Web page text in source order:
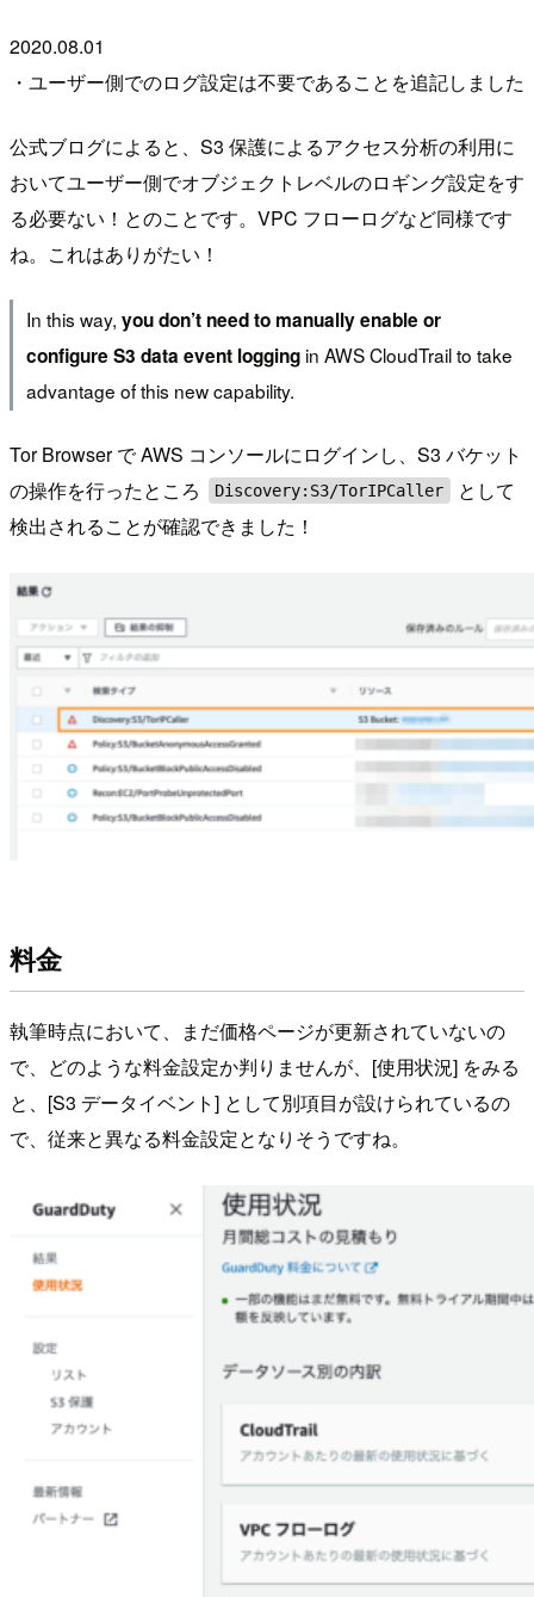
2020.08.01
・ユーザー側でのログ設定は不要であることを追記しました
公式ブログによると、S3 保護によるアクセス分析の利用に
おいてユーザー側でオブジェクトレベルのロギング設定をす
る必要ない！とのことです。VPC フローログなど同様です
ね。これはありがたい！
In this way, you don’t need to manually enable or
configure S3 data event loggingin AWS CloudTrail to take
advantage of this new capability.
Tor Browser で AWS コンソールにログインし、S3 バケット
の操作を行ったところ
Discovery:S3/TorIPCaller
として
検出されることが確認できました！
料金
執筆時点において、まだ価格ページが更新されていないの
で、どのような料金設定か判りませんが、[使用状況] をみる
と、[S3 データイベント] として別項目が設けられているの
で、従来と異なる料金設定となりそうですね。